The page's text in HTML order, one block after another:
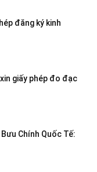
đăng ký kinh
giấy phép đo đạc
Chính Quốc Tế: